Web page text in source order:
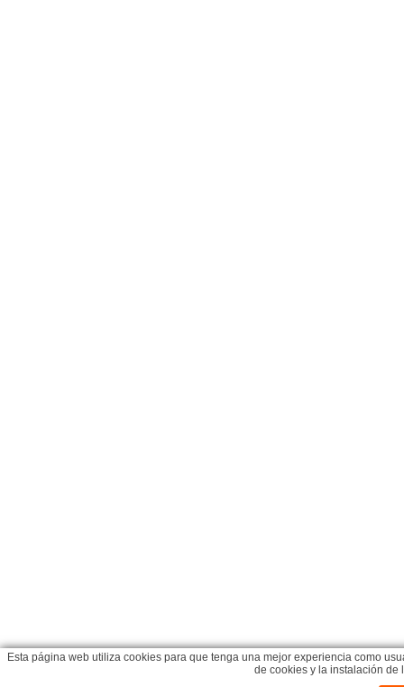
Esta página web utiliza cookies para que tenga una mejor experiencia como
de cookies y la instalación